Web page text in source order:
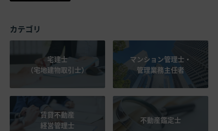
カテゴリ
宅建士
（宅地建物取引士）
マンション管理士・
管理業務主任者
賃貸不動産
経営管理士
不動産鑑定士